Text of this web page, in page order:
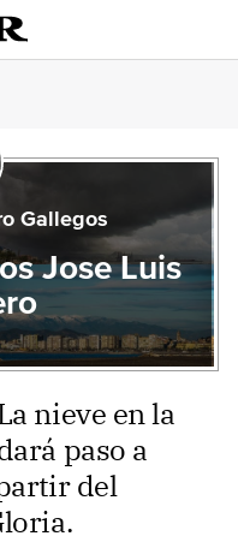
Gallegos
Jose Luis
nieve en la
paso a
del